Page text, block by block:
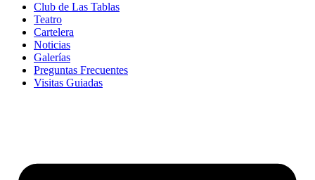
Club de Las Tablas
Teatro
Cartelera
Noticias
Galerías
Preguntas Frecuentes
Visitas Guiadas